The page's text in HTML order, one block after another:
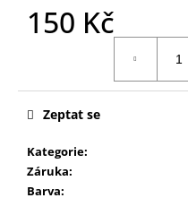
150 Kč
Kategorie:
Záruka:
Barva:
Zeptat se